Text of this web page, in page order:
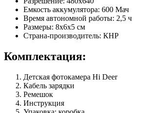
Емкость аккумулятора: 600 Мач
Время автономной работы: 2,5 ч
Размеры: 8х6х5 см
Страна-производитель: КНР
Комплектация:
Детская фотокамера Hi Deer
Кабель зарядки
Ремешок
Инструкция